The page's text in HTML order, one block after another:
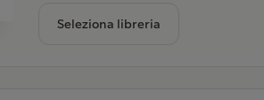
Seleziona libreria